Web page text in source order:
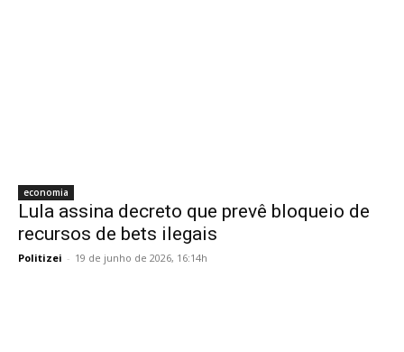
economia
Lula assina decreto que prevê bloqueio de
recursos de bets ilegais
Politizei - 19 de junho de 2026, 16:14h